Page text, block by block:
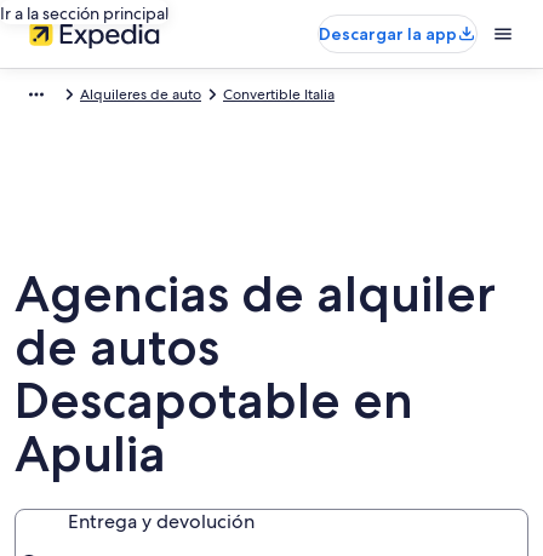
Ir a la sección principal
Descargar la app
Alquileres de auto Convertible Italia
Agencias de alquiler
de autos
Descapotable en
Apulia
Entrega y devolución